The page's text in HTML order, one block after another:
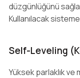
düzgünlüğünü
Kullanılacak
Self-Leveling
Yüksek parlaklık